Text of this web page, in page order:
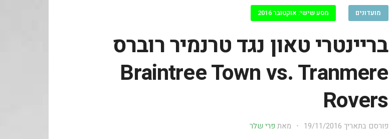
מועדונים מסע שישי: אוקטובר 2016
בריינטרי טאון נגד טרנמיר רוברס
Braintree Town vs. Tranmere
Rovers
פורסם בתאריך 19/11/2016 מאת פרי שלר